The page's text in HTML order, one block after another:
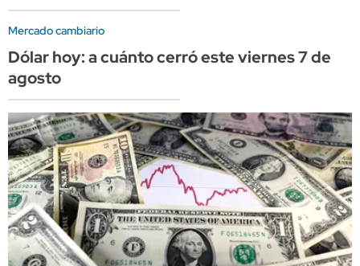
Mercado cambiario
Dólar hoy: a cuánto cerró este viernes 7 de
agosto